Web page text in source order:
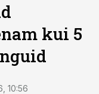
kui 5
10:56